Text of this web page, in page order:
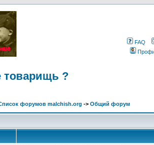
FAQ
товарищь ?
форумов malchish.org -> Общий форум